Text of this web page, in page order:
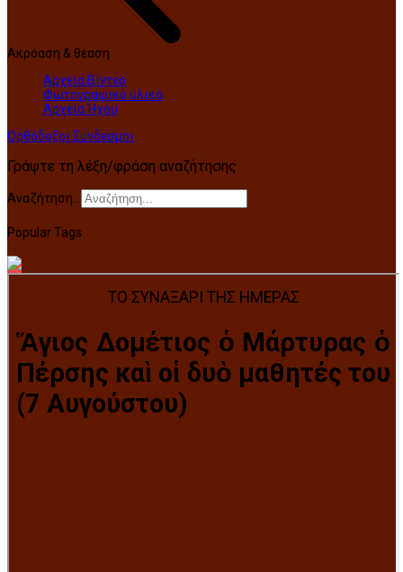
Ακρόαση & θέαση
Αρχεία Βίντεο
Φωτογραφικό υλικό
Αρχεία Ήχου
Ορθόδοξοι Σύνδεσμοι
Γράψτε τη λέξη/φράση αναζήτησης
Αναζήτηση...
Popular Tags